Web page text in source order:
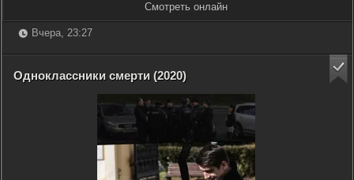
Смотреть онлайн
Вчера, 23:27
Одноклассники смерти (2020)